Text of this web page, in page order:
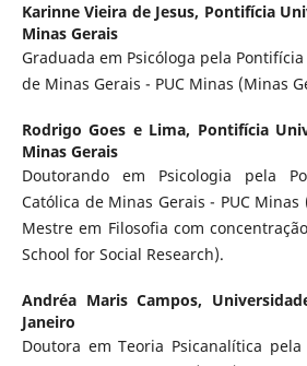
Karinne Vieira de Jesus, Pontifícia
Minas Gerais
Graduada em Psicóloga pela
de Minas Gerais - PUC Minas (Minas
Rodrigo Goes e Lima, Pontifícia
Minas Gerais
Doutorando em Psicologia pela
Católica de Minas Gerais - PUC
Mestre em Filosofia com
School for Social Research).
Andréa Maris Campos,
Janeiro
Doutora em Teoria Psicanalítica